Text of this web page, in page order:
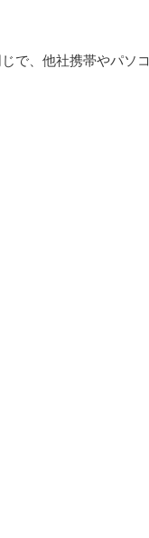
で、他社携帯やパソコ